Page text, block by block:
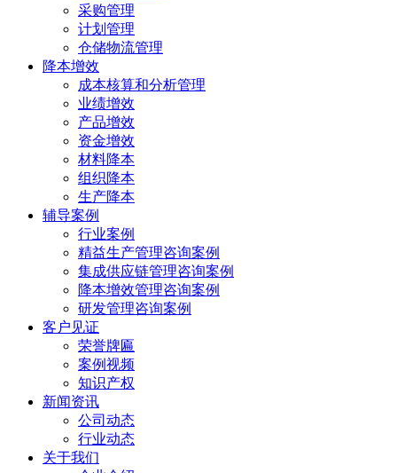
采购管理
计划管理
仓储物流管理
降本增效
成本核算和分析管理
业绩增效
产品增效
资金增效
材料降本
组织降本
生产降本
辅导案例
行业案例
精益生产管理咨询案例
集成供应链管理咨询案例
降本增效管理咨询案例
研发管理咨询案例
客户见证
荣誉牌匾
案例视频
知识产权
新闻资讯
公司动态
行业动态
关于我们